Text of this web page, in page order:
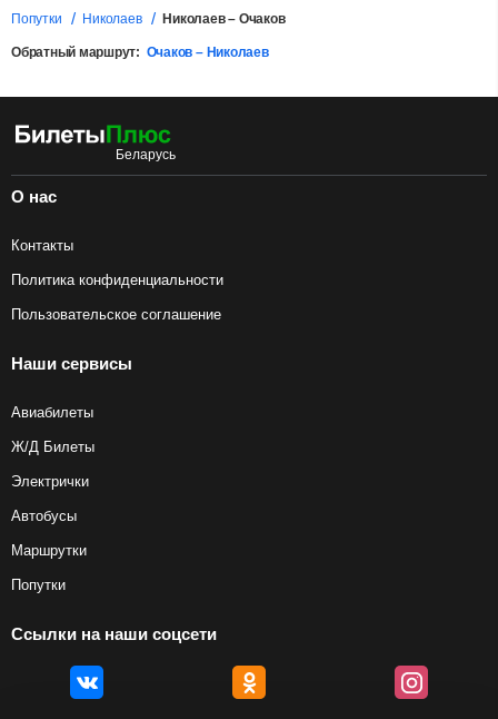
Попутки Николаев Николаев – Очаков
Обратный маршрут: Очаков – Николаев
О нас
Контакты
Политика конфиденциальности
Пользовательское соглашение
Наши сервисы
Авиабилеты
Ж/Д Билеты
Электрички
Автобусы
Маршрутки
Попутки
Ссылки на наши соцсети